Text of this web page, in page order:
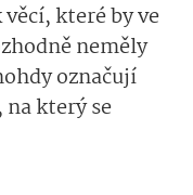
které by ve
neměly
označují
na který se